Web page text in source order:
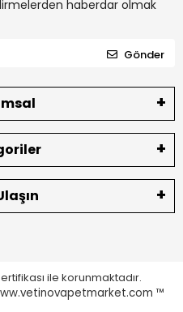
haberdar olmak
Gönder
ile korunmaktadır.
™